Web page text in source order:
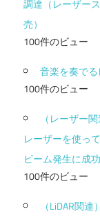
調達（レーザー
売）
100件のビュー
音楽を奏でる
100件のビュー
（レーザー
レーザーを使っ
ビーム発生に成功
100件のビュー
（LiDAR関